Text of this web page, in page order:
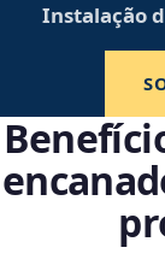
Instalação